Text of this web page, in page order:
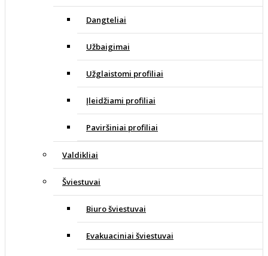
Dangteliai
Užbaigimai
Užglaistomi profiliai
Įleidžiami profiliai
Paviršiniai profiliai
Valdikliai
Šviestuvai
Biuro šviestuvai
Evakuaciniai šviestuvai